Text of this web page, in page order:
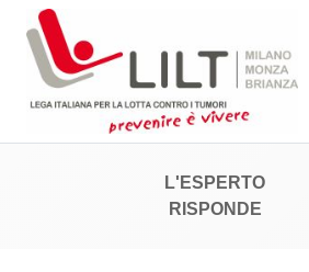
L'ESPERTO
RISPONDE